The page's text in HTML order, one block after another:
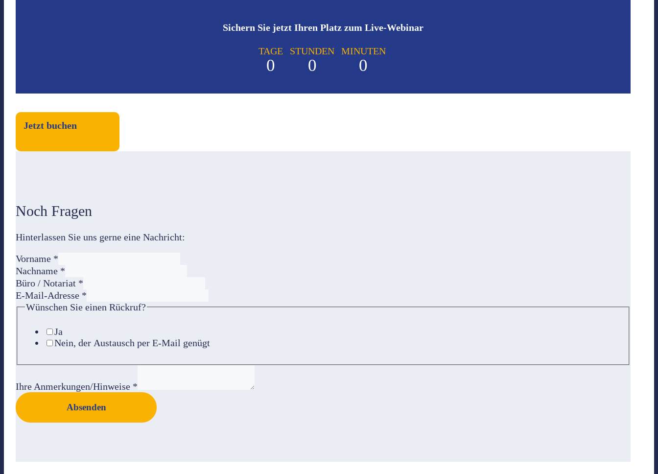
Sichern Sie jetzt Ihren Platz zum Live-Webinar
TAGE
0
STUNDEN
0
MINUTEN
0
Jetzt buchen
Noch Fragen
Hinterlassen Sie uns gerne eine Nachricht:
Vorname *
Nachname *
Büro / Notariat *
E-Mail-Adresse *
Wünschen Sie einen Rückruf?
Ja
Nein, der Austausch per E-Mail genügt
Ihre Anmerkungen/Hinweise *
Absenden